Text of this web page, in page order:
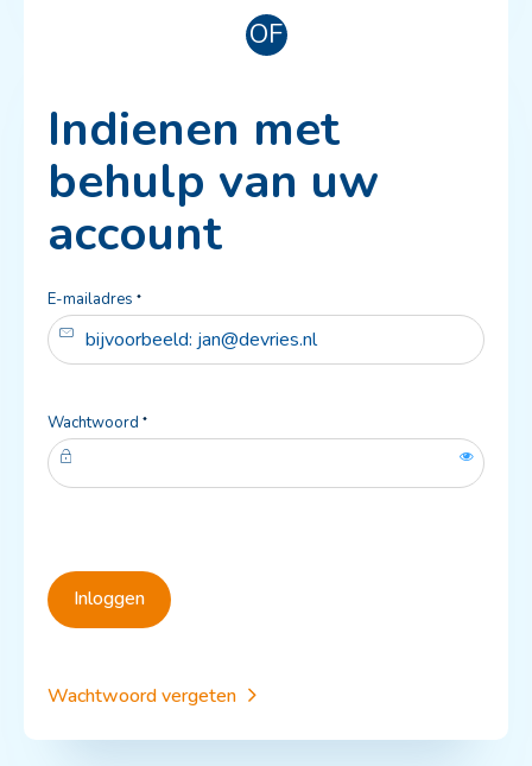
OF
Indienen met
behulp van uw
account
E-mailadres *
Wachtwoord *
Toon
Inloggen
Wachtwoord vergeten